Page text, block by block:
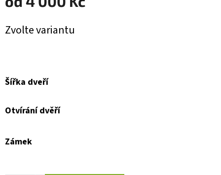
cena:
Zvolte variantu
Šířka dveří
Otvírání dvěří
Zámek